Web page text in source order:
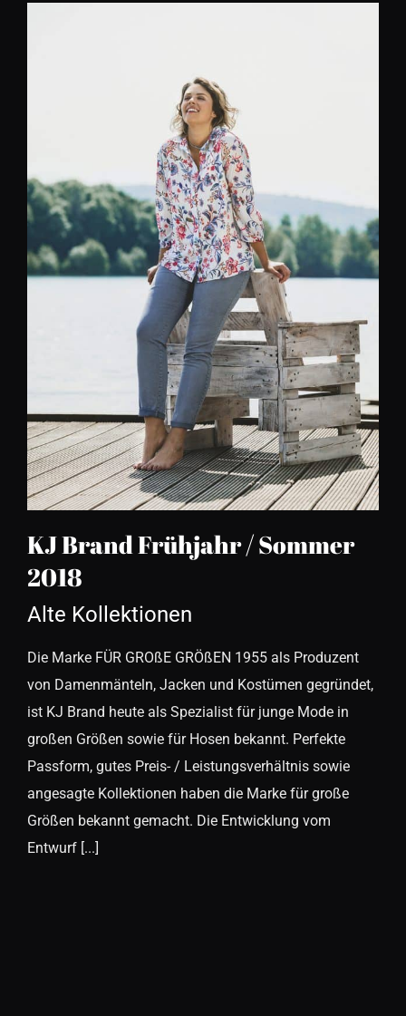
KJ Brand Frühjahr / Sommer
2018
KJ Brand Frühjahr / Sommer
2018
Alte Kollektionen
Die Marke FÜR GROßE GRÖßEN 1955 als Produzent
von Damenmänteln, Jacken und Kostümen gegründet,
ist KJ Brand heute als Spezialist für junge Mode in
großen Größen sowie für Hosen bekannt. Perfekte
Passform, gutes Preis- / Leistungsverhältnis sowie
angesagte Kollektionen haben die Marke für große
Größen bekannt gemacht. Die Entwicklung vom
Entwurf [...]